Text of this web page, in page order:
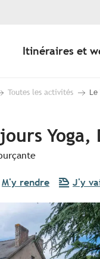
Itinéraires et
Toutes les activités Le
M'y rendre J'y